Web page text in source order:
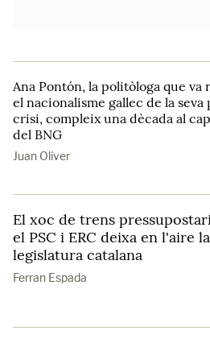
Ana Pontón, la politòloga que va
el nacionalisme gallec de la seva
crisi, compleix una dècada al
del BNG
Juan Oliver
El xoc de trens
el PSC i ERC deixa en l'aire la
legislatura catalana
Ferran Espada